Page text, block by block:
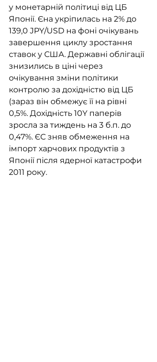
у монетарній політиці від ЦБ
Японії. Єна укріпилась на 2% до
139,0 JPY/USD на фоні очікувань
завершення циклу зростання
ставок у США. Державні облігації
знизились в ціні через
очікування зміни політики
контролю за дохідністю від ЦБ
(зараз він обмежує її на рівні
0,5%. Дохідність 10Y паперів
зросла за тиждень на 3 б.п. до
0,47%. ЄС зняв обмеження на
імпорт харчових продуктів з
Японії після ядерної катастрофи
2011 року.